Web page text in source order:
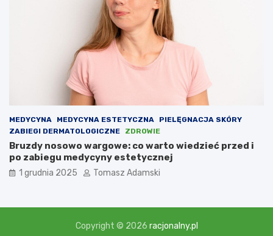
MEDYCYNA MEDYCYNA ESTETYCZNA
PIELĘGNACJA SKÓRY
ZABIEGI DERMATOLOGICZNE
ZDROWIE
Bruzdy nosowo wargowe: co warto wiedzieć przed i
po zabiegu medycyny estetycznej
1 grudnia 2025 Tomasz Adamski
Copyright © 2026 racjonalny.pl